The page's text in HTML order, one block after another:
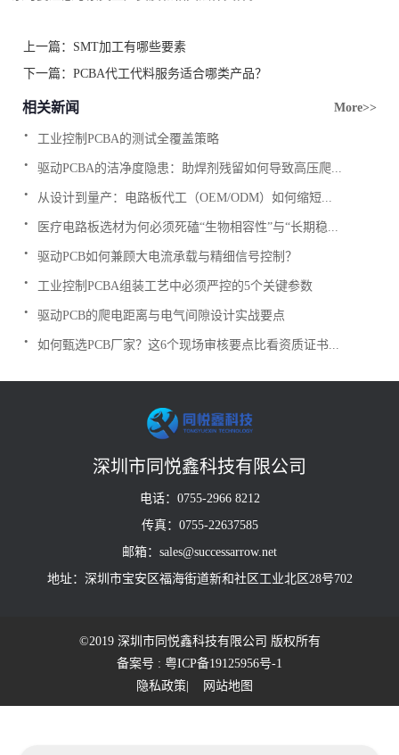
上一篇： SMT加工有哪些要素
下一篇：PCBA代工代料服务适合哪类产品？
相关新闻 More>>
工业控制PCBA的测试全覆盖策略
.
驱动PCBA的洁净度隐患：助焊剂残留如何导致高压爬...
.
从设计到量产：电路板代工（OEM/ODM）如何缩短...
.
医疗电路板选材为何必须死磕“生物相容性”与“长期稳...
.
驱动PCB如何兼顾大电流承载与精细信号控制？
.
工业控制PCBA组装工艺中必须严控的5个关键参数
.
驱动PCB的爬电距离与电气间隙设计实战要点
.
如何甄选PCB厂家？这6个现场审核要点比看资质证书...
.
深圳市同悦鑫科技有限公司
电话：0755-2966 8212
传真：0755-22637585
邮箱：sales@successarrow.net
地址：深圳市宝安区福海街道新和社区工业北区28号702
©2019 深圳市同悦鑫科技有限公司 版权所有
备案号 : 粤ICP备19125956号-1
| 网站地图
隐私政策